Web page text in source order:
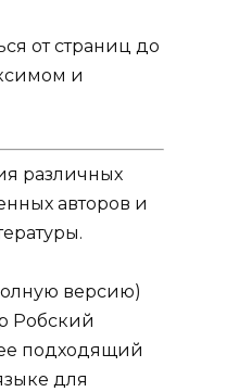
от страниц до
и
различных
авторов и
версию)
Робский
подходящий
для